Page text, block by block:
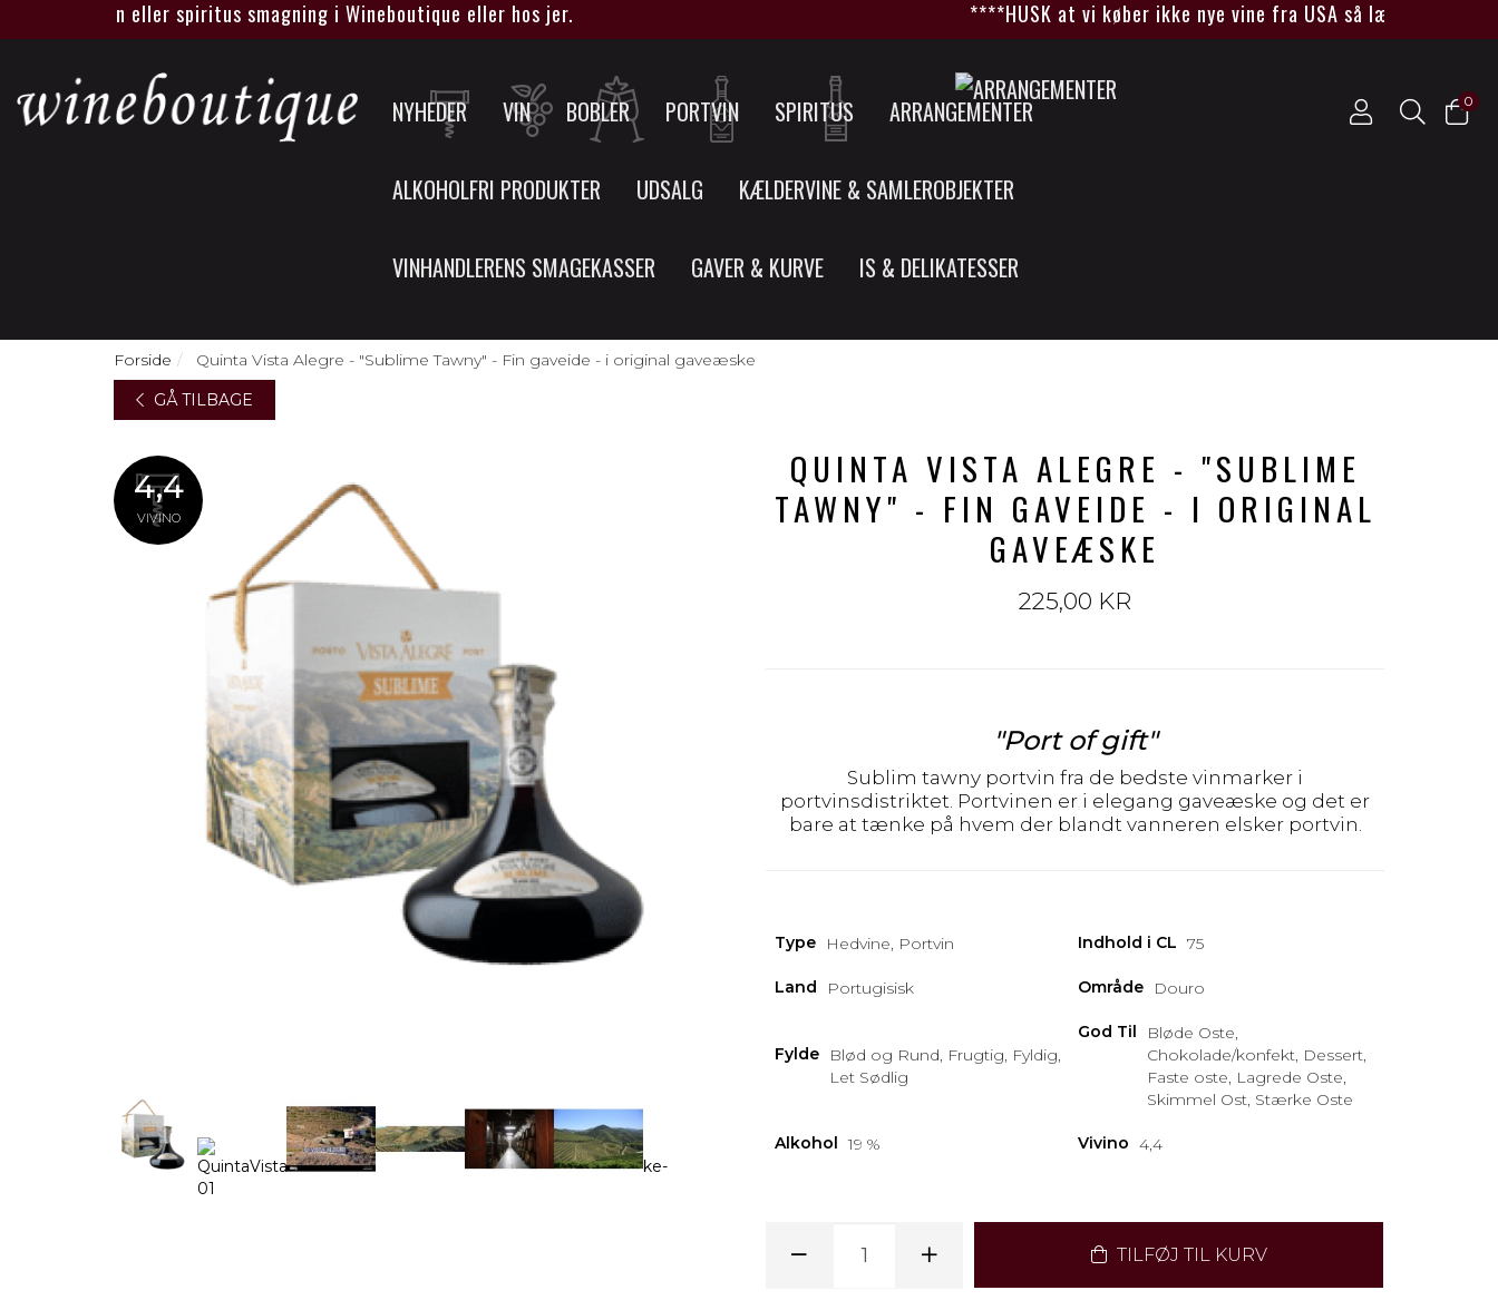
vin eller spiritus smagning i Wineboutique eller hos jer. ****HUSK at vi køber ikke nye vine fra USA så længe Trump
NYHEDER VIN BOBLER PORTVIN SPIRITUS ARRANGEMENTER
ALKOHOLFRI PRODUKTER UDSALG KÆLDERVINE & SAMLEROBJEKTER
VINHANDLERENS SMAGEKASSER GAVER & KURVE IS & DELIKATESSER
0
Forside
Quinta Vista Alegre - "Sublime Tawny" - Fin gaveide - i original gaveæske
GÅ TILBAGE
4,4
VIVINO
QUINTA VISTA ALEGRE - "SUBLIME
TAWNY" - FIN GAVEIDE - I ORIGINAL
GAVEÆSKE
225,00 KR
"Port of gift"
Sublim tawny portvin fra de bedste vinmarker i
portvinsdistriktet. Portvinen er i elegang gaveæske og det er
bare at tænke på hvem der blandt vanneren elsker portvin.
Type Hedvine, Portvin Indhold i CL 75
Land Portugisisk Område Douro
Fylde
Blød og Rund, Frugtig, Fyldig,
Let Sødlig
God Til
Bløde Oste,
Chokolade/konfekt, Dessert,
Faste oste, Lagrede Oste,
Skimmel Ost, Stærke Oste
Alkohol 19 % Vivino 4,4
TILFØJ TIL KURV